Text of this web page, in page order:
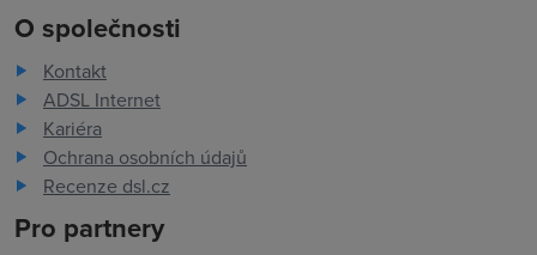
O společnosti
Kontakt
ADSL Internet
Kariéra
Ochrana osobních údajů
Recenze dsl.cz
Pro partnery